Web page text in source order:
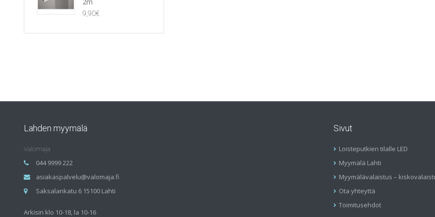
9,90€
Lahden myymälä
Valomaja
044 9999 222
asiakaspalvelu@valomaja.fi
Saksalankatu 6 15100 Lahti
Arkisin klo 10-18, la 10-16
Sivut
Loisteputkien tilalle LED
Myymälä Lahti
Myymälävalaistus –
Ota yhteyttä
Toimitusehdot